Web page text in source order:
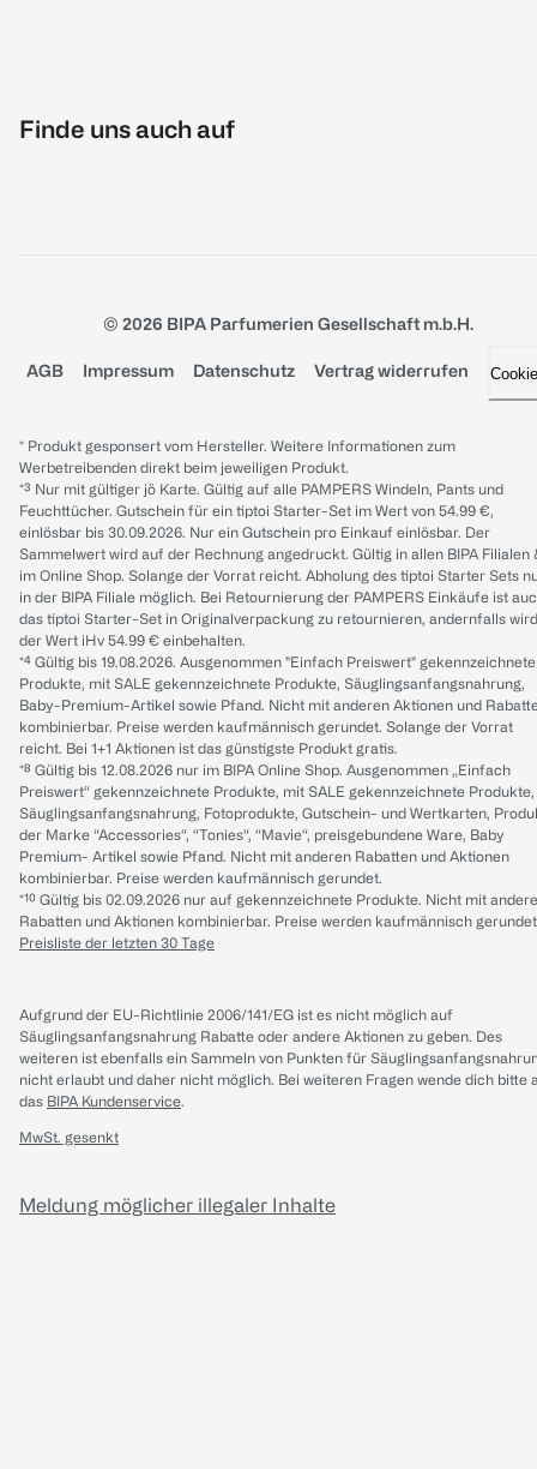
Finde uns auch auf
© 2026 BIPA Parfumerien Gesellschaft m.b.H.
AGB Impressum Datenschutz Vertrag widerrufen
* Produkt gesponsert vom Hersteller. Weitere Informationen zum
Werbetreibenden direkt beim jeweiligen Produkt.
*³ Nur mit gültiger jö Karte. Gültig auf alle PAMPERS Windeln, Pants und
Feuchttücher. Gutschein für ein tiptoi Starter-Set im Wert von 54.99 €,
einlösbar bis 30.09.2026. Nur ein Gutschein pro Einkauf einlösbar. Der
Sammelwert wird auf der Rechnung angedruckt. Gültig in allen BIPA Filialen
im Online Shop. Solange der Vorrat reicht. Abholung des tiptoi Starter Sets
in der BIPA Filiale möglich. Bei Retournierung der PAMPERS Einkäufe ist
das tiptoi Starter-Set in Originalverpackung zu retournieren, andernfalls wird
der Wert iHv 54.99 € einbehalten.
*⁴ Gültig bis 19.08.2026. Ausgenommen "Einfach Preiswert" gekennzeichnete
Produkte, mit SALE gekennzeichnete Produkte, Säuglingsanfangsnahrung,
Baby-Premium-Artikel sowie Pfand. Nicht mit anderen Aktionen und
kombinierbar. Preise werden kaufmännisch gerundet. Solange der Vorrat
reicht. Bei 1+1 Aktionen ist das günstigste Produkt gratis.
*⁸ Gültig bis 12.08.2026 nur im BIPA Online Shop. Ausgenommen „Einfach
Preiswert“ gekennzeichnete Produkte, mit SALE gekennzeichnete Produkte,
Säuglingsanfangsnahrung, Fotoprodukte, Gutschein- und Wertkarten,
der Marke “Accessories“, “Tonies“, “Mavie“, preisgebundene Ware, Baby
Premium- Artikel sowie Pfand. Nicht mit anderen Rabatten und Aktionen
kombinierbar. Preise werden kaufmännisch gerundet.
*¹⁰ Gültig bis 02.09.2026 nur auf gekennzeichnete Produkte. Nicht mit
Rabatten und Aktionen kombinierbar. Preise werden kaufmännisch
Preisliste der letzten 30 Tage
Aufgrund der EU-Richtlinie 2006/141/EG ist es nicht möglich auf
Säuglingsanfangsnahrung Rabatte oder andere Aktionen zu geben. Des
weiteren ist ebenfalls ein Sammeln von Punkten für
nicht erlaubt und daher nicht möglich. Bei weiteren Fragen wende dich bitte
das BIPA Kundenservice.
MwSt. gesenkt
Meldung möglicher illegaler Inhalte